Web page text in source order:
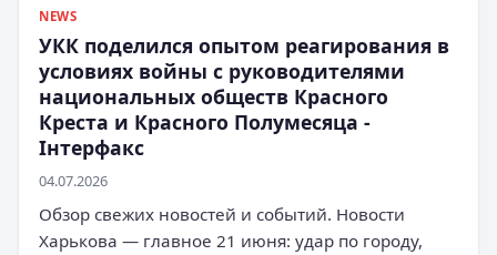
NEWS
УКК поделился опытом реагирования в
условиях войны с руководителями
национальных обществ Красного
Креста и Красного Полумесяца -
Інтерфакс
04.07.2026
Обзор свежих новостей и событий. Новости
Харькова — главное 21 июня: удар по городу,